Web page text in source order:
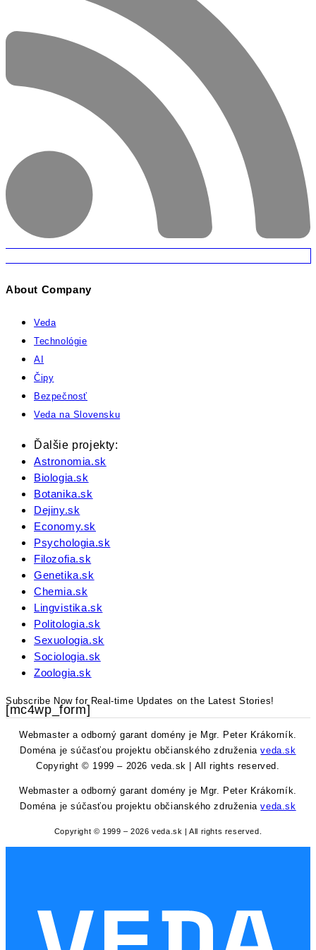
About Company
Veda
Technológie
AI
Čipy
Bezpečnosť
Veda na Slovensku
Ďalšie projekty:
Astronomia.sk
Biologia.sk
Botanika.sk
Dejiny.sk
Economy.sk
Psychologia.sk
Filozofia.sk
Genetika.sk
Chemia.sk
Lingvistika.sk
Politologia.sk
Sexuologia.sk
Sociologia.sk
Zoologia.sk
Subscribe Now for Real-time Updates on the Latest Stories!
[mc4wp_form]
Webmaster a odborný garant domény je Mgr. Peter Krákorník.
Doména je súčasťou projektu občianského združeniaveda.sk
Copyright © 1999 – 2026 veda.sk | All rights reserved.
Webmaster a odborný garant domény je Mgr. Peter Krákorník.
Doména je súčasťou projektu občianského združeniaveda.sk
Copyright © 1999 – 2026 veda.sk | All rights reserved.